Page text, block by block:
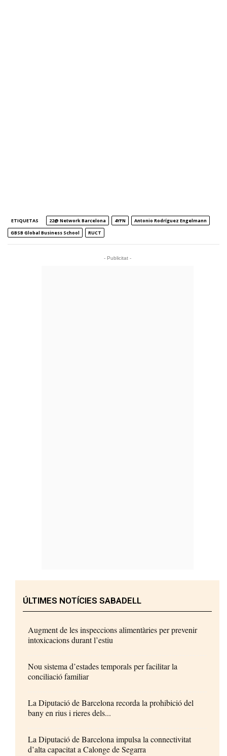
ETIQUETAS 22@ Network Barcelona 4YFN
Antonio Rodríguez Engelmann
GBSB Global Business School
RUCT
- Publicitat -
ÚLTIMES NOTÍCIES SABADELL
Augment de les inspeccions alimentàries per prevenir
intoxicacions durant l’estiu
Nou sistema d’estades temporals per facilitar la
conciliació familiar
La Diputació de Barcelona recorda la prohibició del
bany en rius i rieres dels...
La Diputació de Barcelona impulsa la connectivitat
d’alta capacitat a Calonge de Segarra